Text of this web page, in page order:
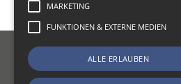
Emil-Fuchs-Str. 2
04105Leipzig
MARKETING
FUNKTIONEN & EXTERNE MEDIEN
ALLE ERLAUBEN